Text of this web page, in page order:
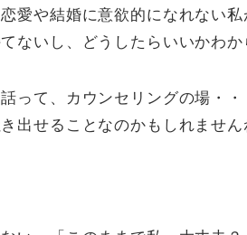
恋愛や結婚に意欲的になれない
ないし、どうしたらいいかわか
って、カウンセリングの場・
出せることなのかもしれません